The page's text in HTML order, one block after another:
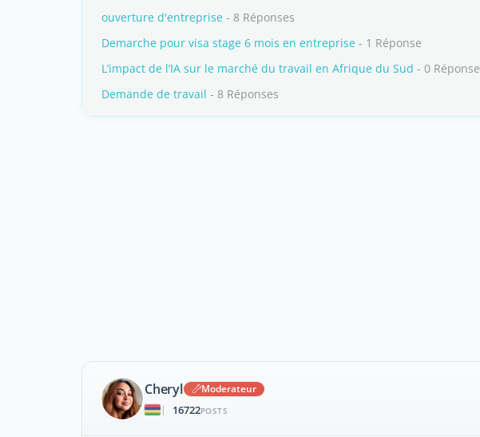
ouverture d'entreprise - 8 Réponses
Demarche pour visa stage 6 mois en entreprise - 1 Réponse
L’impact de l’IA sur le marché du travail en Afrique du Sud - 0 Réponse
Demande de travail - 8 Réponses
Cheryl
Moderateur
|
16722POSTS